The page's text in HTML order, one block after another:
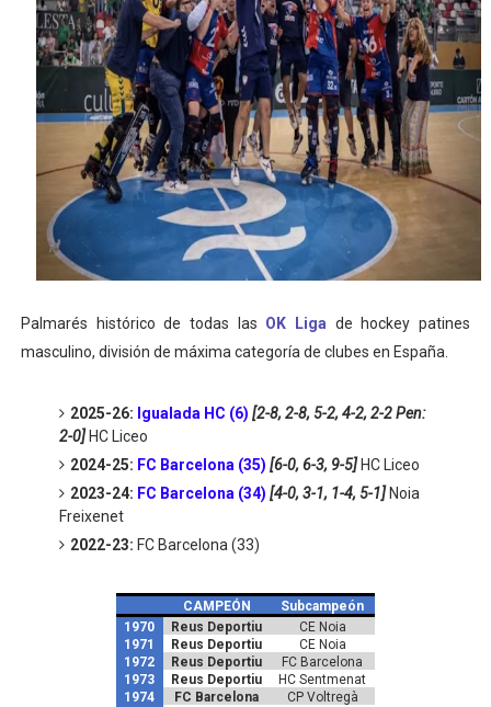
Mundial de piragüismo slalom 2026 (Oklahoma City,
Tour de Francia masculino 2026 - Tadej Pogacar
Mundial de Fórmula 1 2026 - Lando Norris consigue
Copa del Mundo femenina 2026 - Estados Unidos
Campeonato de Europa de saltos 2026 (París,
Palmarés histórico de todas las OK Liga de hockey patines
masculino, división de máxima categoría de clubes en España.
2025-26: Igualada HC (6) [2-8, 2-8, 5-2, 4-2, 2-2 Pen:
2-0]HC Liceo
2024-25: FC Barcelona (35) [6-0, 6-3, 9-5]HC Liceo
2023-24: FC Barcelona (34) [4-0, 3-1, 1-4, 5-1]Noia
Freixenet
2022-23: FC Barcelona (33)
CAMPEÓN
Subcampeón
1970
Reus Deportiu
CE Noia
1971
Reus Deportiu
CE Noia
1972
Reus Deportiu
FC Barcelona
1973
Reus Deportiu
HC Sentmenat
1974
FC Barcelona
CP Voltregà